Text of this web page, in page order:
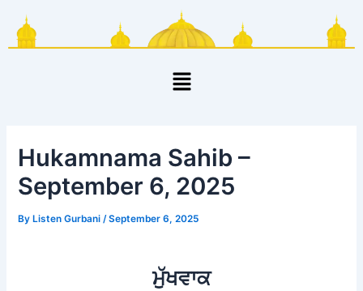
content
Menu
Hukamnama Sahib –
September 6, 2025
By Listen Gurbani/September 6, 2025
ਮੁੱਖਵਾਕ
navigation